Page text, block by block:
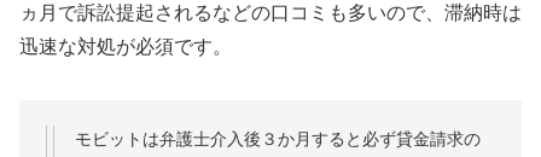
ヵ月で訴訟提起されるなどの口コミも多いので、滞納時は
迅速な対処が必須です。
モビットは弁護士介入後３か月すると必ず貸金請求の